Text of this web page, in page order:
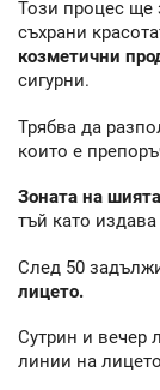
Този процес ще
съхрани
козметични
сигурни.
Трябва да
които е
Зоната на
тъй като издава
След 50
лицето.
Сутрин и вечер
линии на